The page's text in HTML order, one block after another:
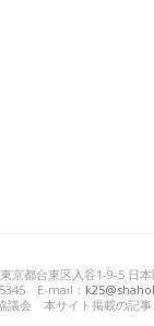
京都台東区入谷1-9-5
E-mail：
議会 本サイト掲載の記